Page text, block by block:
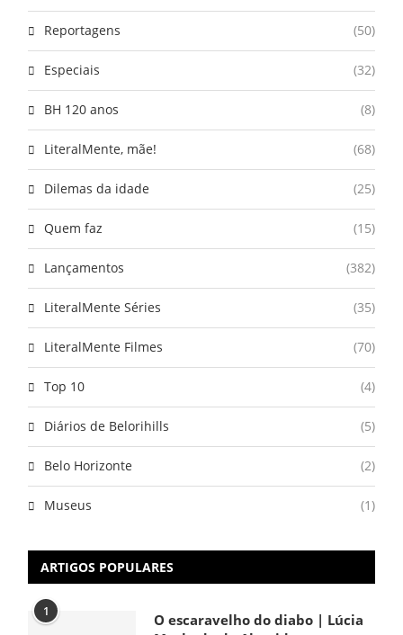
Reportagens (50)
Especiais (32)
BH 120 anos (8)
LiteralMente, mãe! (68)
Dilemas da idade (25)
Quem faz (15)
Lançamentos (382)
LiteralMente Séries (35)
LiteralMente Filmes (70)
Top 10 (4)
Diários de Belorihills (5)
Belo Horizonte (2)
Museus (1)
ARTIGOS POPULARES
1
O escaravelho do diabo | Lúcia